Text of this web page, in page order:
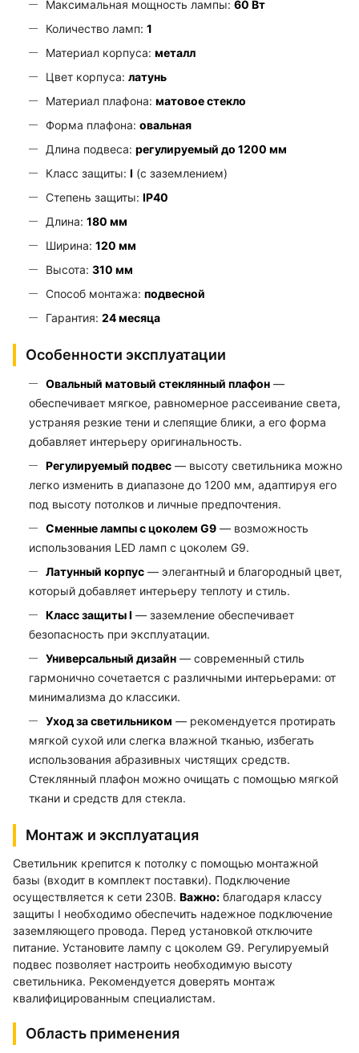
Максимальная мощность лампы: 60 Вт
Количество ламп: 1
Материал корпуса: металл
Цвет корпуса: латунь
Материал плафона: матовое стекло
Форма плафона: овальная
Длина подвеса: регулируемый до 1200 мм
Класс защиты: I (с заземлением)
Степень защиты: IP40
Длина: 180 мм
Ширина: 120 мм
Высота: 310 мм
Способ монтажа: подвесной
Гарантия: 24 месяца
Особенности эксплуатации
Овальный матовый стеклянный плафон —
обеспечивает мягкое, равномерное рассеивание света,
устраняя резкие тени и слепящие блики, а его форма
добавляет интерьеру оригинальность.
Регулируемый подвес — высоту светильника можно
легко изменить в диапазоне до 1200 мм, адаптируя его
под высоту потолков и личные предпочтения.
Сменные лампы с цоколем G9 — возможность
использования LED ламп с цоколем G9.
Латунный корпус — элегантный и благородный цвет,
который добавляет интерьеру теплоту и стиль.
Класс защиты I — заземление обеспечивает
безопасность при эксплуатации.
Универсальный дизайн — современный стиль
гармонично сочетается с различными интерьерами: от
минимализма до классики.
Уход за светильником — рекомендуется протирать
мягкой сухой или слегка влажной тканью, избегать
использования абразивных чистящих средств.
Стеклянный плафон можно очищать с помощью мягкой
ткани и средств для стекла.
Монтаж и эксплуатация
Светильник крепится к потолку с помощью монтажной
базы (входит в комплект поставки). Подключение
осуществляется к сети 230В. Важно: благодаря классу
защиты I необходимо обеспечить надежное подключение
заземляющего провода. Перед установкой отключите
питание. Установите лампу с цоколем G9. Регулируемый
подвес позволяет настроить необходимую высоту
светильника. Рекомендуется доверять монтаж
квалифицированным специалистам.
Область применения